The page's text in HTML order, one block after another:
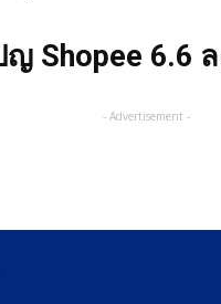
ญ Shopee 6.6
- Advertisement -